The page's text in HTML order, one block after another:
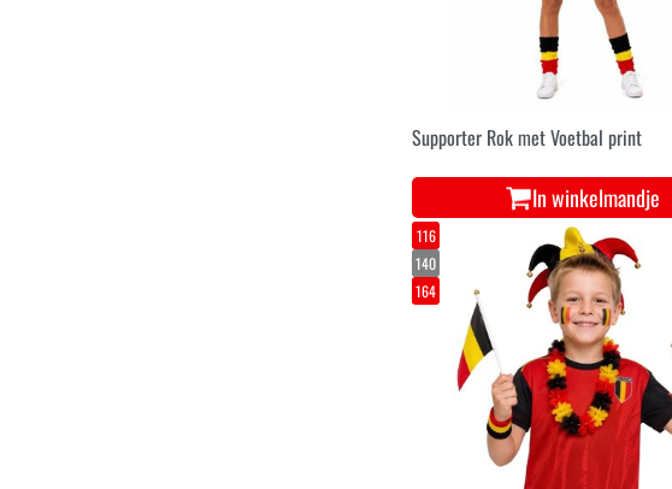
Supporter Rok met Voetbal print
In winkelmandje
116
140
164